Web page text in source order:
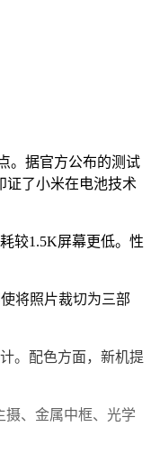
。据官方公布的测试
证了小米在电池技术
较1.5K屏幕更低。性
将照片裁切为三部
。配色方面，新机提
摄、金属中框、光学